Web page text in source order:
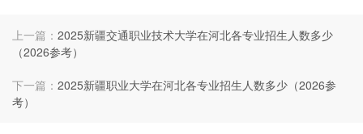
上一篇： 2025新疆交通职业技术大学在河北各专业招生人数多少
（2026参考）
下一篇： 2025新疆职业大学在河北各专业招生人数多少（2026参
考）